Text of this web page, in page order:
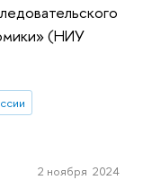
(НИУ
2 ноября 2024